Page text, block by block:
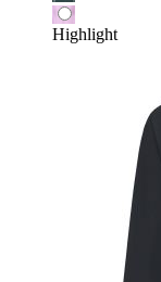
Highlight